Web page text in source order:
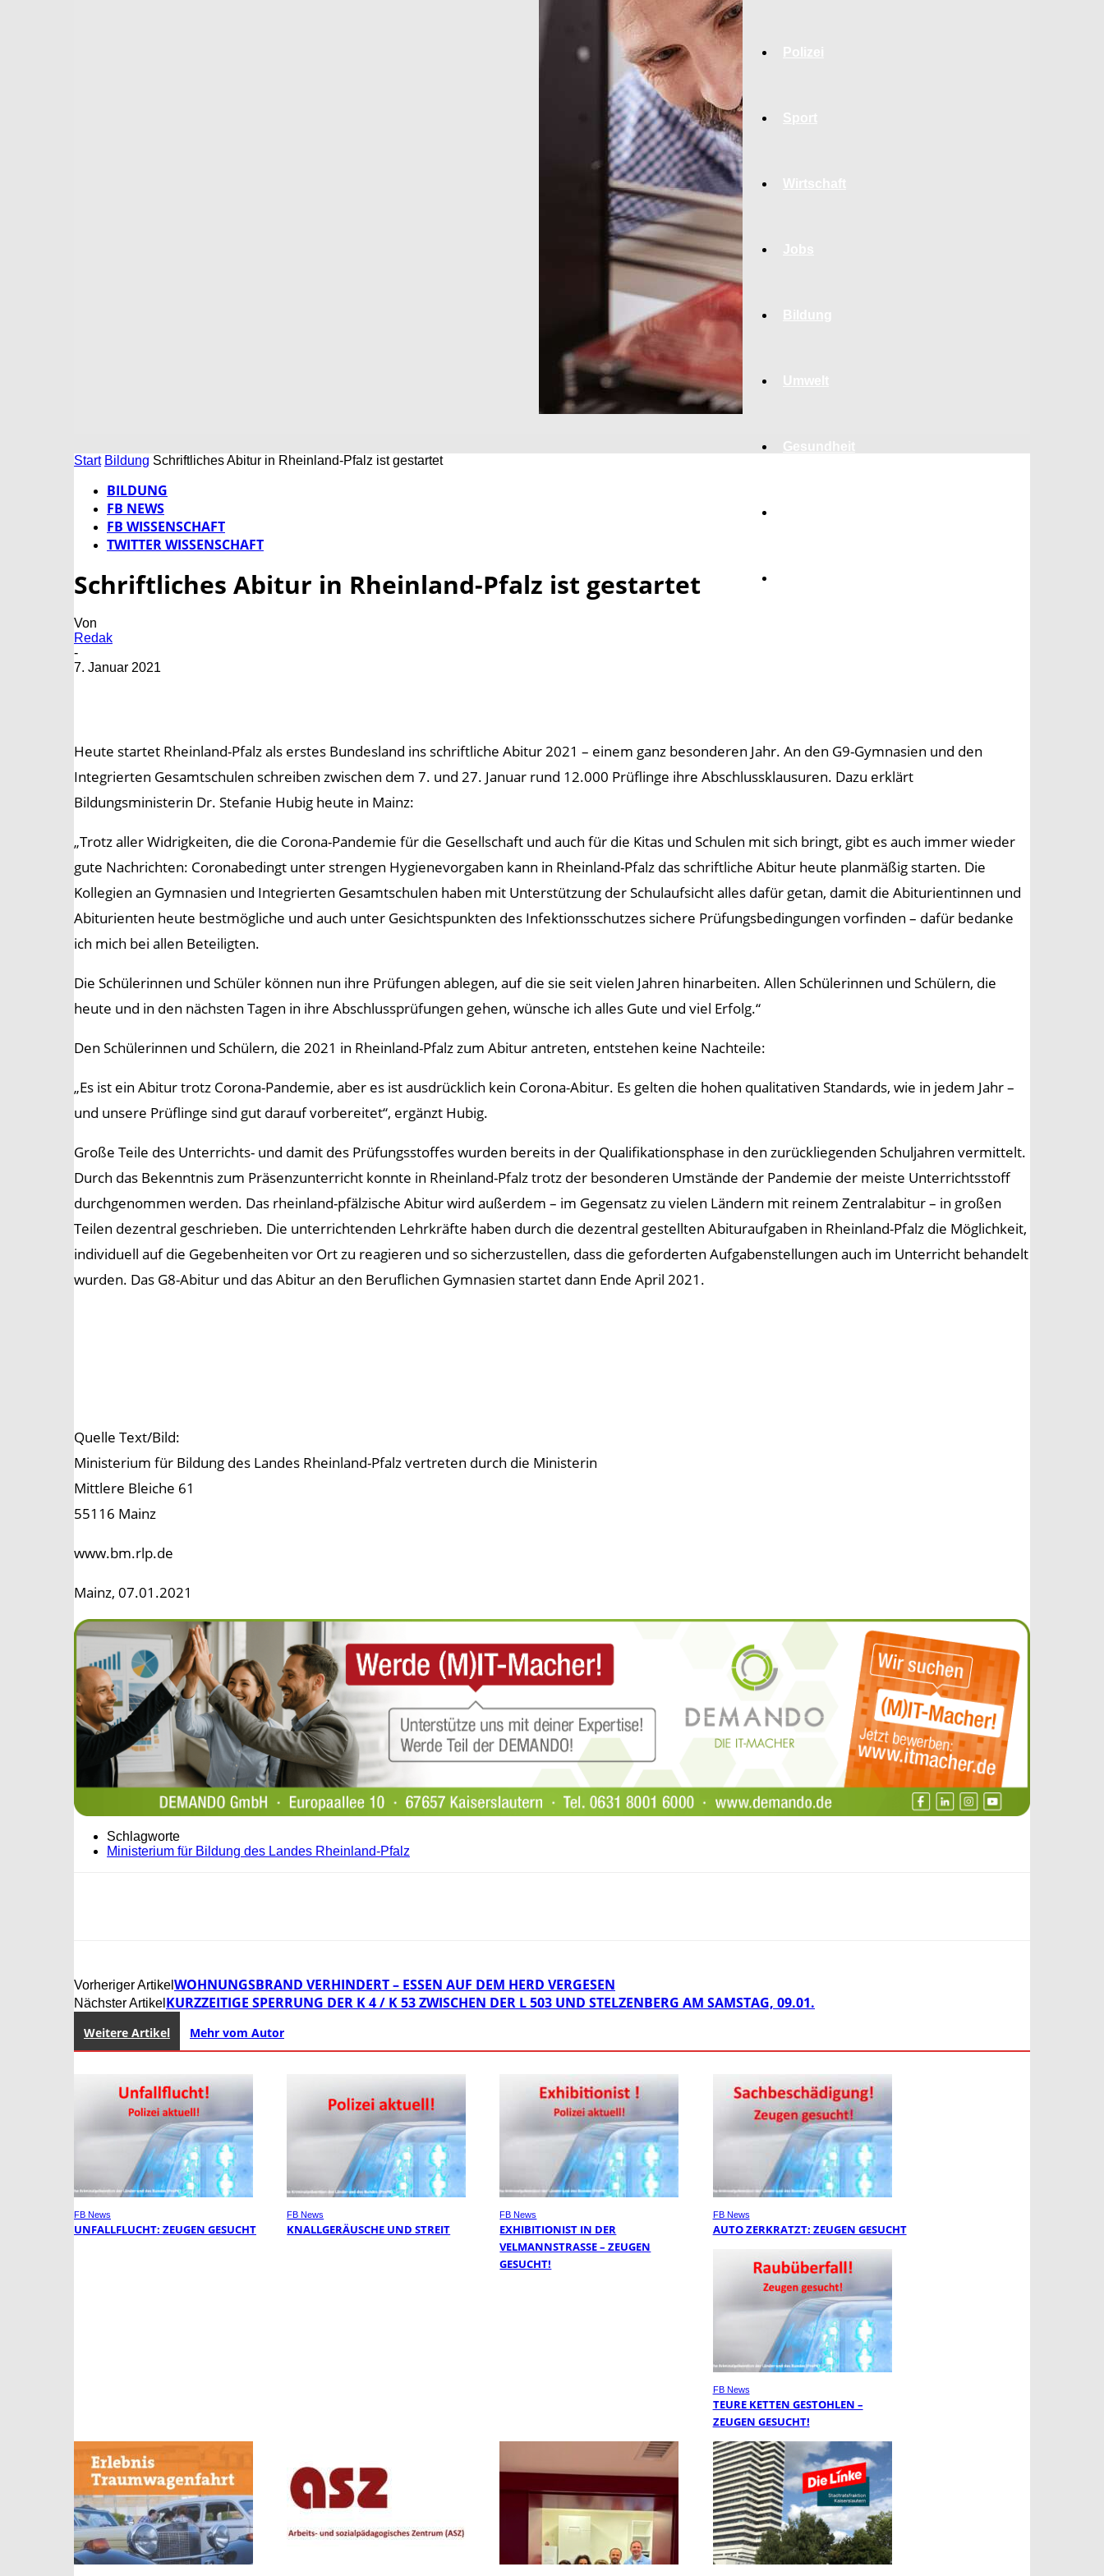
Gesundheit
Start Bildung Schriftliches Abitur in Rheinland-Pfalz ist gestartet
BILDUNG
FB NEWS
FB WISSENSCHAFT
TWITTER WISSENSCHAFT
Schriftliches Abitur in Rheinland-Pfalz ist gestartet
Von
Redak
-
7. Januar 2021
Heute startet Rheinland-Pfalz als erstes Bundesland ins schriftliche Abitur 2021 – einem ganz besonderen Jahr. An den G9-Gymnasien und den
Integrierten Gesamtschulen schreiben zwischen dem 7. und 27. Januar rund 12.000 Prüflinge ihre Abschlussklausuren. Dazu erklärt
Bildungsministerin Dr. Stefanie Hubig heute in Mainz:
„Trotz aller Widrigkeiten, die die Corona-Pandemie für die Gesellschaft und auch für die Kitas und Schulen mit sich bringt, gibt es auch immer wieder
gute Nachrichten: Coronabedingt unter strengen Hygienevorgaben kann in Rheinland-Pfalz das schriftliche Abitur heute planmäßig starten. Die
Kollegien an Gymnasien und Integrierten Gesamtschulen haben mit Unterstützung der Schulaufsicht alles dafür getan, damit die Abiturientinnen und
Abiturienten heute bestmögliche und auch unter Gesichtspunkten des Infektionsschutzes sichere Prüfungsbedingungen vorfinden – dafür bedanke
ich mich bei allen Beteiligten.
Die Schülerinnen und Schüler können nun ihre Prüfungen ablegen, auf die sie seit vielen Jahren hinarbeiten. Allen Schülerinnen und Schülern, die
heute und in den nächsten Tagen in ihre Abschlussprüfungen gehen, wünsche ich alles Gute und viel Erfolg.“
Den Schülerinnen und Schülern, die 2021 in Rheinland-Pfalz zum Abitur antreten, entstehen keine Nachteile:
„Es ist ein Abitur trotz Corona-Pandemie, aber es ist ausdrücklich kein Corona-Abitur. Es gelten die hohen qualitativen Standards, wie in jedem Jahr –
und unsere Prüflinge sind gut darauf vorbereitet“, ergänzt Hubig.
Große Teile des Unterrichts- und damit des Prüfungsstoffes wurden bereits in der Qualifikationsphase in den zurückliegenden Schuljahren vermittelt.
Durch das Bekenntnis zum Präsenzunterricht konnte in Rheinland-Pfalz trotz der besonderen Umstände der Pandemie der meiste Unterrichtsstoff
durchgenommen werden. Das rheinland-pfälzische Abitur wird außerdem – im Gegensatz zu vielen Ländern mit reinem Zentralabitur – in großen
Teilen dezentral geschrieben. Die unterrichtenden Lehrkräfte haben durch die dezentral gestellten Abituraufgaben in Rheinland-Pfalz die Möglichkeit,
individuell auf die Gegebenheiten vor Ort zu reagieren und so sicherzustellen, dass die geforderten Aufgabenstellungen auch im Unterricht behandelt
wurden. Das G8-Abitur und das Abitur an den Beruflichen Gymnasien startet dann Ende April 2021.
Quelle Text/Bild:
Ministerium für Bildung des Landes Rheinland-Pfalz vertreten durch die Ministerin
Mittlere Bleiche 61
55116 Mainz
www.bm.rlp.de
Mainz, 07.01.2021
Schlagworte
Ministerium für Bildung des Landes Rheinland-Pfalz
Vorheriger Artikel WOHNUNGSBRAND VERHINDERT – ESSEN AUF DEM HERD VERGESEN
Nächster Artikel KURZZEITIGE SPERRUNG DER K 4 / K 53 ZWISCHEN DER L 503 UND STELZENBERG AM SAMSTAG, 09.01.
Weitere Artikel Mehr vom Autor
FB News
UNFALLFLUCHT: ZEUGEN GESUCHT
FB News
KNALLGERÄUSCHE UND STREIT
FB News
EXHIBITIONIST IN DER
VELMANNSTRASSE – ZEUGEN G
ESUCHT!
FB News
AUTO ZERKRATZT: ZEUGEN GESUCHT
FB News
TEURE KETTEN GESTOHLEN –
ZEUGEN GESUCHT!